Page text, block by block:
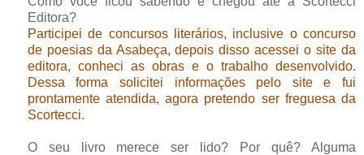
Editora?
Participei de concursos literários, inclusive o concurso
de poesias da Asabeça, depois disso acessei o site da
editora, conheci as obras e o trabalho desenvolvido.
Dessa forma solicitei informações pelo site e fui
prontamente atendida, agora pretendo ser freguesa da
Scortecci.
O seu livro merece ser lido? Por quê? Alguma